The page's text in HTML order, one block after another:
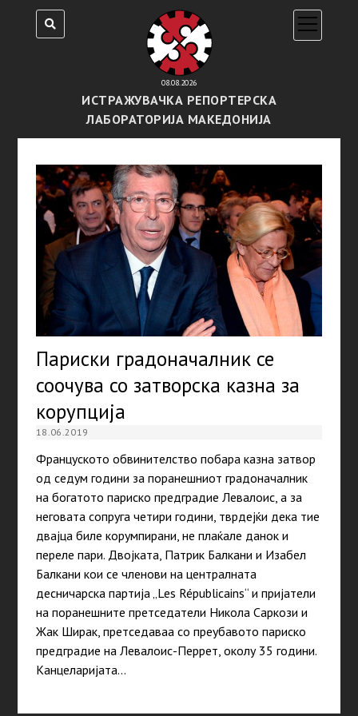
08.08.2026
ИСТРАЖУВАЧКА РЕПОРТЕРСКА
ЛАБОРАТОРИЈА МАКЕДОНИЈА
open
menu
Париски градоначалник се
соочува со затворска казна за
корупција
18.06.2019
Француското обвинителство побара казна затвор
од седум години за поранешниот градоначалник
на богатото париско предградие Левалоис, а за
неговата сопруга четири години, тврдејќи дека тие
двајца биле корумпирани, не плаќале данок и
переле пари. Двојката, Патрик Балкани и Изабел
Балкани кои се членови на централната
десничарска партија „Les Républicains“ и пријатели
на поранешните претседатели Никола Саркози и
Жак Ширак, претседаваа со преубавото париско
предградие на Левалоис-Перрет, околу 35 години.
Канцеларијата…